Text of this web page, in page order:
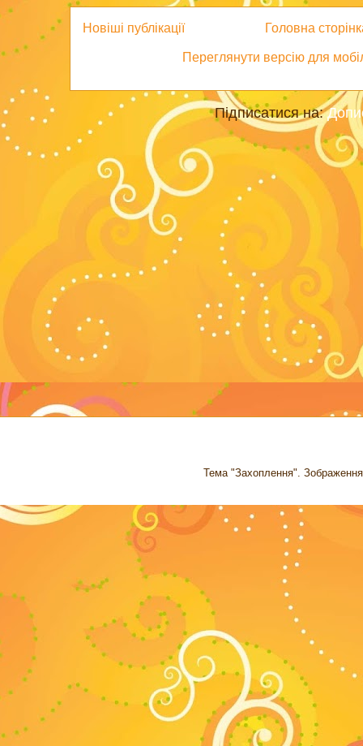
Новіші публікації Головна
Переглянути версію для
Підписатися на:
Тема "Захоплення".